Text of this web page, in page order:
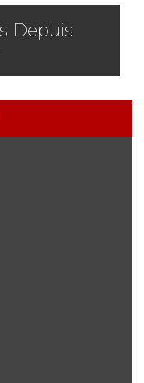
Depuis